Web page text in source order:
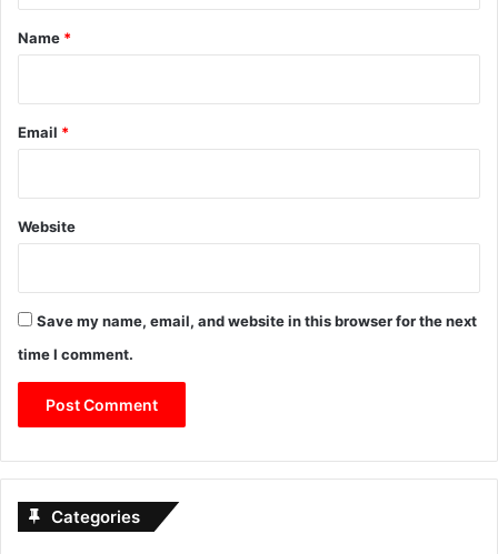
*
Name *
Email *
Website
Save my name, email, and website in this browser for the next
time I comment.
Categories